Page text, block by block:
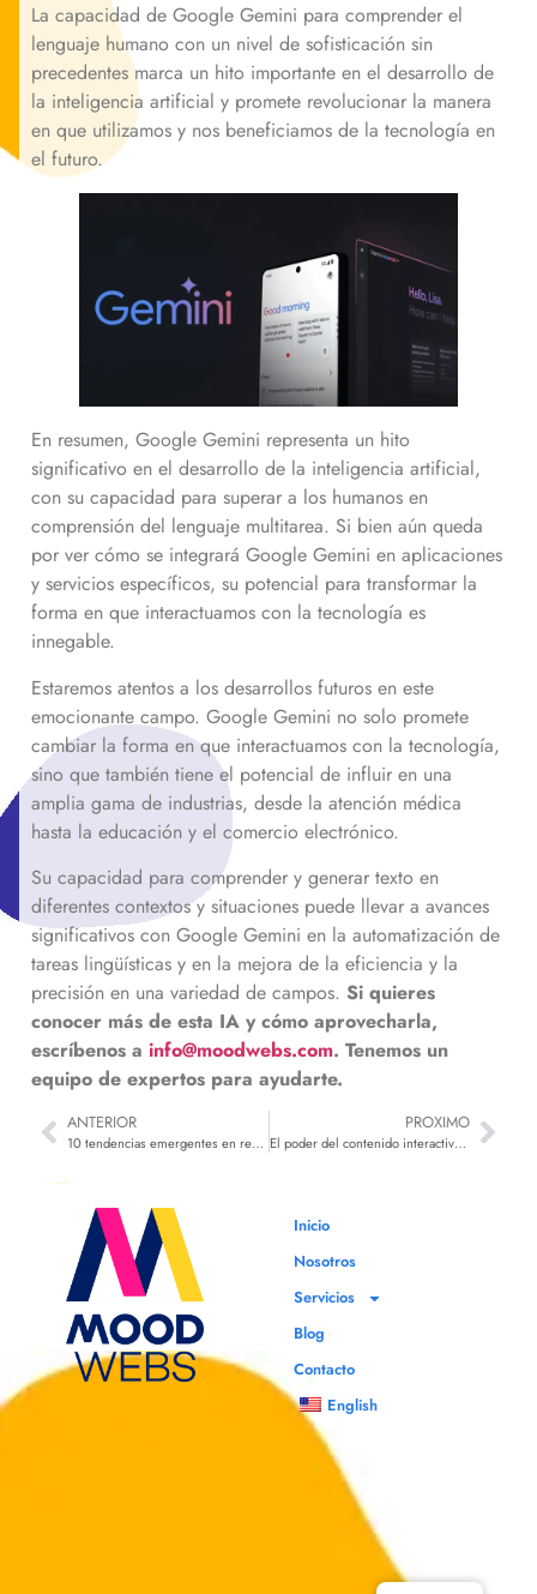
La capacidad de Google Gemini para comprender el
lenguaje humano con un nivel de sofisticación sin
precedentes marca un hito importante en el desarrollo de
la inteligencia artificial y promete revolucionar la manera
en que utilizamos y nos beneficiamos de la tecnología en
el futuro.
En resumen, Google Gemini representa un hito
significativo en el desarrollo de la inteligencia artificial,
con su capacidad para superar a los humanos en
comprensión del lenguaje multitarea. Si bien aún queda
por ver cómo se integrará Google Gemini en aplicaciones
y servicios específicos, su potencial para transformar la
forma en que interactuamos con la tecnología es
innegable.
Estaremos atentos a los desarrollos futuros en este
emocionante campo. Google Gemini no solo promete
cambiar la forma en que interactuamos con la tecnología,
sino que también tiene el potencial de influir en una
amplia gama de industrias, desde la atención médica
hasta la educación y el comercio electrónico.
Su capacidad para comprender y generar texto en
diferentes contextos y situaciones puede llevar a avances
significativos con Google Gemini en la automatización de
tareas lingüísticas y en la mejora de la eficiencia y la
precisión en una variedad de campos. Si quieres
conocer más de esta IA y cómo aprovecharla,
escríbenos a info@moodwebs.com. Tenemos un
equipo de expertos para ayudarte.
ANTERIOR
10 tendencias emergentes en redes sociales este 2024
PROXIMO
El poder del contenido interactivo en el marketing digital
Inicio
Nosotros
Servicios
Blog
Contacto
English